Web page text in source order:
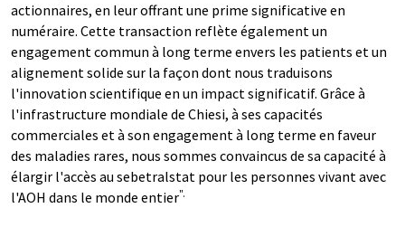
actionnaires, en leur offrant une prime significative en
numéraire. Cette transaction reflète également un
engagement commun à long terme envers les patients et un
alignement solide sur la façon dont nous traduisons
l'innovation scientifique en un impact significatif. Grâce à
l'infrastructure mondiale de Chiesi, à ses capacités
commerciales et à son engagement à long terme en faveur
des maladies rares, nous sommes convaincus de sa capacité à
élargir l'accès au sebetralstat pour les personnes vivant avec
l'AOH dans le monde entier".